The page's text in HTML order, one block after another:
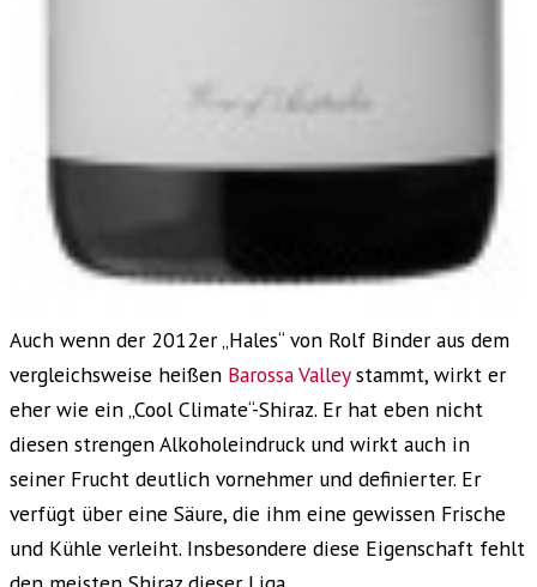
Auch wenn der 2012er „Hales“ von Rolf Binder aus dem
vergleichsweise heißen Barossa Valleystammt, wirkt er
eher wie ein „Cool Climate“-Shiraz. Er hat eben nicht
diesen strengen Alkoholeindruck und wirkt auch in
seiner Frucht deutlich vornehmer und definierter. Er
verfügt über eine Säure, die ihm eine gewissen Frische
und Kühle verleiht. Insbesondere diese Eigenschaft fehlt